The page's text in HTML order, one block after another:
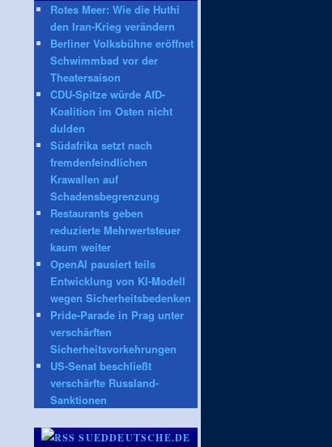
Rotes Meer: Wie die Huthi
den Iran-Krieg verändern
Berliner Volksbühne eröffnet
Schwimmbad vor der
Theatersaison
CDU-Spitze würde AfD-
Koalition im Osten nicht
dulden
Südafrika setzt nach
fremdenfeindlichen
Krawallen auf
Schadensbegrenzung
Restaurants geben
reduzierte Mehrwertsteuer
kaum weiter
OpenAI pausiert teils
Entwicklung von KI-Modell
wegen Sicherheitsbedenken
Pride-Parade in Prag unter
verschärften
Sicherheitsvorkehrungen
US-Senat beschließt
verschärfte Russland-
Sanktionen
SUEDDEUTSCHE.DE